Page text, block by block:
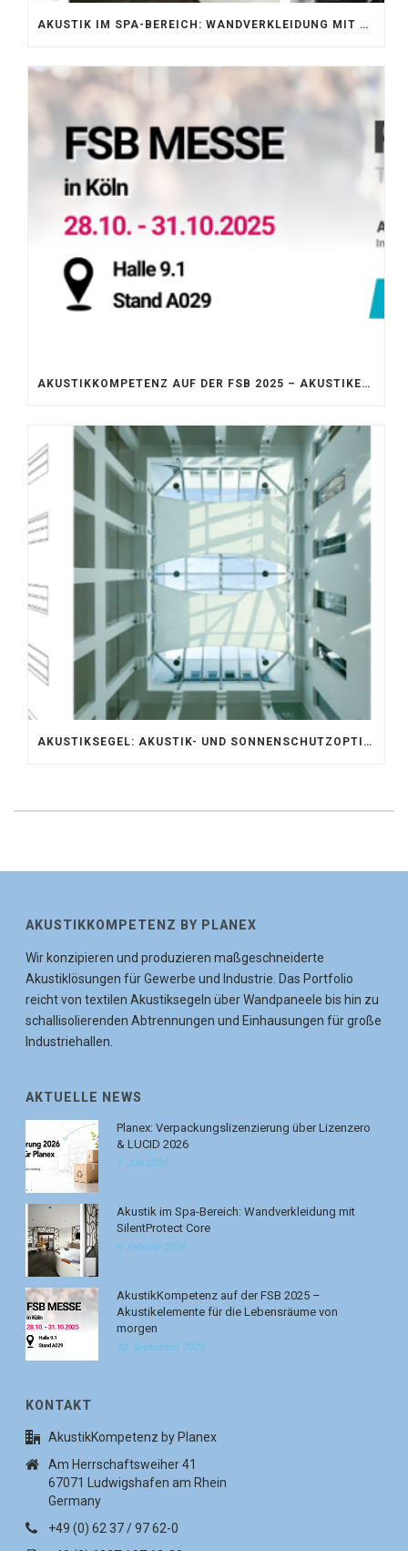
AKUSTIK IM SPA-BEREICH: WANDVERKLEIDUNG MIT SILENTPROTECT CORE
AKUSTIKKOMPETENZ AUF DER FSB 2025 – AKUSTIKELEMENTE FÜR DIE LEBENSRÄUME VON MORGEN
AKUSTIKSEGEL: AKUSTIK- UND SONNENSCHUTZOPTIMIERUNG IM ATRIUM DER UNIVERSITÄT BONN
AKUSTIKKOMPETENZ BY PLANEX
Wir konzipieren und produzieren maßgeschneiderte
Akustiklösungen für Gewerbe und Industrie. Das Portfolio
reicht von textilen Akustiksegeln über Wandpaneele bis hin zu
schallisolierenden Abtrennungen und Einhausungen für große
Industriehallen.
AKTUELLE NEWS
Planex: Verpackungslizenzierung über Lizenzero
& LUCID 2026
7. Juli 2026
Akustik im Spa-Bereich: Wandverkleidung mit
SilentProtect Core
6. Februar 2026
AkustikKompetenz auf der FSB 2025 –
Akustikelemente für die Lebensräume von
morgen
30. September 2025
KONTAKT
AkustikKompetenz by Planex
Am Herrschaftsweiher 41
67071 Ludwigshafen am Rhein
Germany
+49 (0) 62 37 / 97 62-0